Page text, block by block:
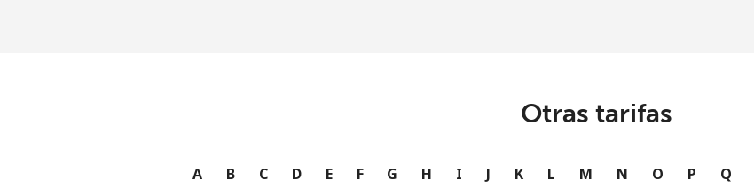
o
Otras tarifas
A B C D E F G H I J K L M N O P Q